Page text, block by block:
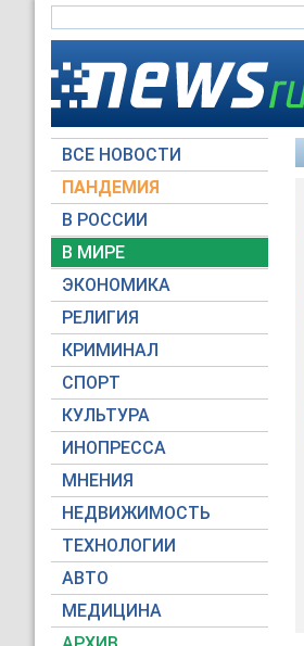
ВСЕ НОВОСТИ
ПАНДЕМИЯ
В РОССИИ
В МИРЕ
ЭКОНОМИКА
РЕЛИГИЯ
КРИМИНАЛ
СПОРТ
КУЛЬТУРА
ИНОПРЕССА
МНЕНИЯ
НЕДВИЖИМОСТЬ
ТЕХНОЛОГИИ
АВТО
МЕДИЦИНА